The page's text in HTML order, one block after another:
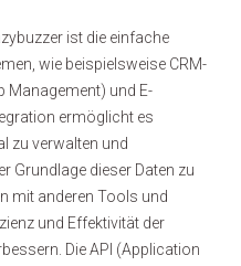
ist die einfache
wie beispielsweise CRM-
Management) und E-
ermöglicht es
zu verwalten und
Grundlage dieser Daten zu
mit anderen Tools und
und Effektivität der
Die API (Application